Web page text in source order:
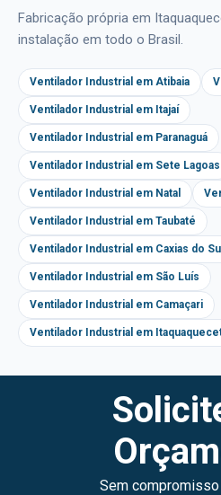
Fabricação própria em
instalação em todo o Brasil.
Ventilador Industrial em Atibaia
Ventilador Industrial em Itajaí
Ventilador Industrial em Paranaguá
Ventilador Industrial em Sete Lagoas
Ventilador Industrial em Natal
Ventilador Industrial em Taubaté
Ventilador Industrial em Caxias do Sul
Ventilador Industrial em São Luís
Ventilador Industrial em Camaçari
Ventilador Industrial em
Sem compromisso